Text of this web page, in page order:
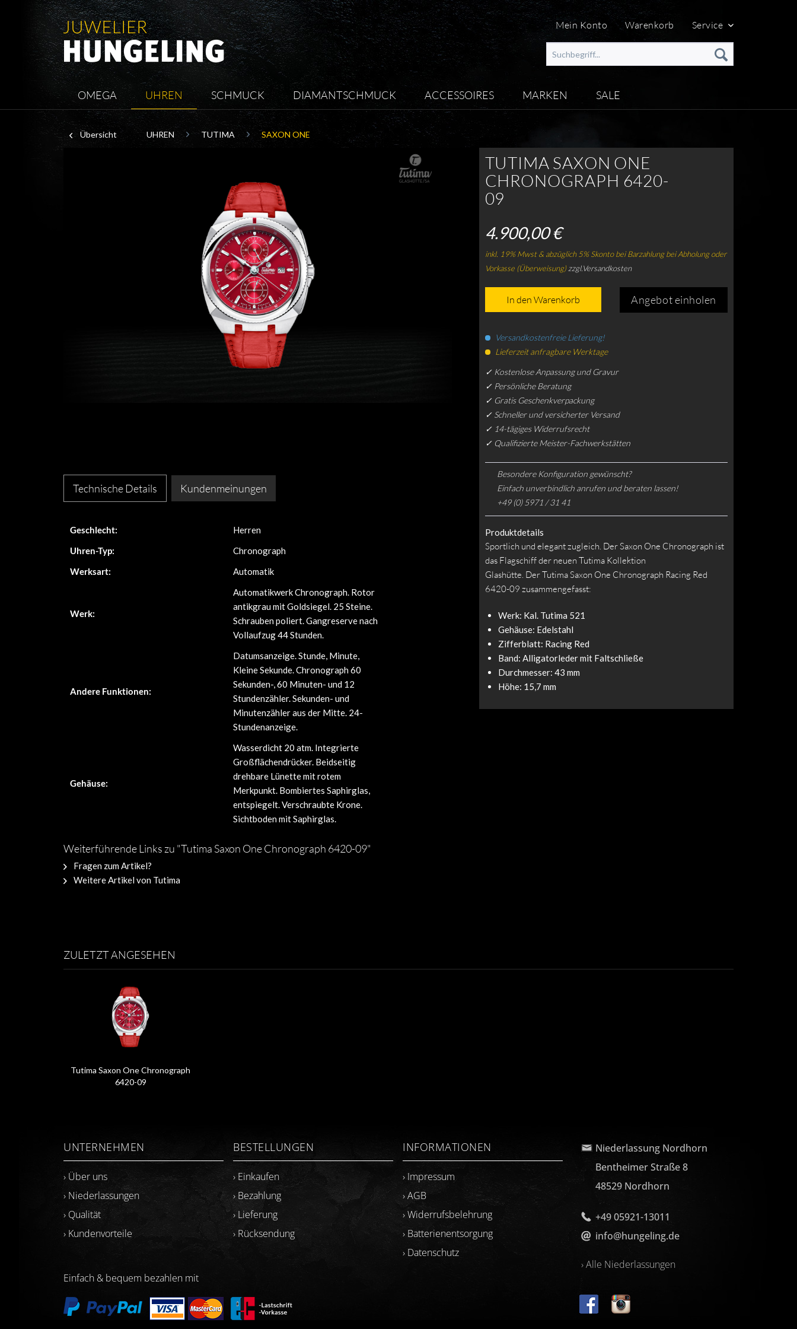
Mein Konto Warenkorb Service
OMEGA UHREN SCHMUCK DIAMANTSCHMUCK ACCESSOIRES MARKEN SALE
Übersicht UHREN TUTIMA SAXON ONE
TUTIMA SAXON ONE
CHRONOGRAPH 6420-
09
4.900,00 €
inkl. 19% Mwst & abzüglich 5% Skonto bei Barzahlung bei Abholung oder
Vorkasse (Überweisung)zzgl.Versandkosten
Angebot einholen
In den Warenkorb
Versandkostenfreie Lieferung!
Lieferzeit anfragbare Werktage
✓ Kostenlose Anpassung und Gravur
✓ Persönliche Beratung
✓ Gratis Geschenkverpackung
✓ Schneller und versicherter Versand
✓ 14-tägiges Widerrufsrecht
✓ Qualifizierte Meister-Fachwerkstätten
Besondere Konfiguration gewünscht?
Einfach unverbindlich anrufen und beraten lassen!
+49 (0) 5971 / 31 41
Produktdetails
Sportlich und elegant zugleich. Der Saxon One Chronograph ist
das Flagschiff der neuen Tutima Kollektion
Glashütte. Der Tutima Saxon One Chronograph Racing Red
6420-09 zusammengefasst:
Werk: Kal. Tutima 521
Gehäuse: Edelstahl
Zifferblatt: Racing Red
Band: Alligatorleder mit Faltschließe
Durchmesser: 43 mm
Höhe: 15,7 mm
Technische Details Kundenmeinungen
Geschlecht:
Herren
Uhren-Typ:
Chronograph
Werksart:
Automatik
Werk:
Automatikwerk Chronograph. Rotor
antikgrau mit Goldsiegel. 25 Steine.
Schrauben poliert. Gangreserve nach
Vollaufzug 44 Stunden.
Andere Funktionen:
Datumsanzeige. Stunde, Minute,
Kleine Sekunde. Chronograph 60
Sekunden-, 60 Minuten- und 12
Stundenzähler. Sekunden- und
Minutenzähler aus der Mitte. 24-
Stundenanzeige.
Gehäuse:
Wasserdicht 20 atm. Integrierte
Großflächendrücker. Beidseitig
drehbare Lünette mit rotem
Merkpunkt. Bombiertes Saphirglas,
entspiegelt. Verschraubte Krone.
Sichtboden mit Saphirglas.
Weiterführende Links zu "Tutima Saxon One Chronograph 6420-09"
Fragen zum Artikel?
Weitere Artikel von Tutima
ZULETZT ANGESEHEN
Tutima Saxon One Chronograph
6420-09
UNTERNEHMEN
› Über uns
› Niederlassungen
› Qualität
› Kundenvorteile
BESTELLUNGEN
› Einkaufen
› Bezahlung
› Lieferung
› Rücksendung
INFORMATIONEN
› Impressum
› AGB
› Widerrufsbelehrung
› Batterienentsorgung
› Datenschutz
Niederlassung Nordhorn
Bentheimer Straße 8
48529 Nordhorn
+49 05921-13011
info@hungeling.de
› Alle Niederlassungen
Einfach & bequem bezahlen mit